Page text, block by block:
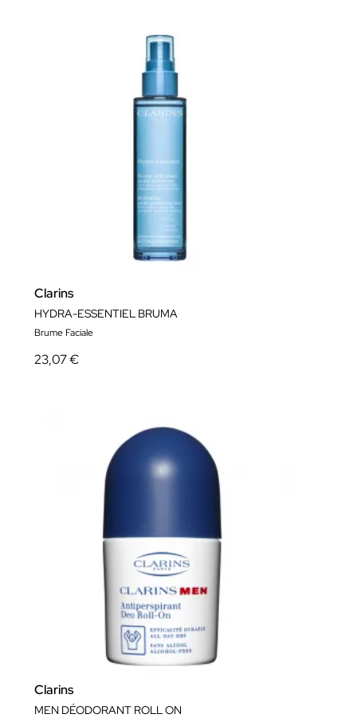
Clarins
HYDRA-ESSENTIEL BRUMA
Brume Faciale
23,07 €
Clarins
MEN DÉODORANT ROLL ON